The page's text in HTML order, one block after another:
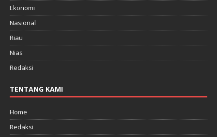
Ekonomi
Nasional
Riau
Nias
Redaksi
TENTANG KAMI
Home
Redaksi